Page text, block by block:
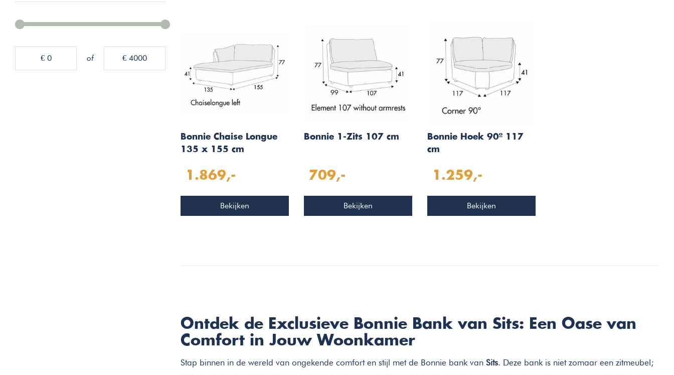
€ 0 of € 4000
Bonnie Chaise Longue
135 x 155 cm
1.869,-
Bekijken
Bonnie 1-Zits 107 cm
709,-
Bekijken
Bonnie Hoek 90º 117
cm
1.259,-
Bekijken
Ontdek de Exclusieve Bonnie Bank van Sits: Een Oase van
Comfort in Jouw Woonkamer
Stap binnen in de wereld van ongekende comfort en stijl met de Bonnie bank van Sits. Deze bank is niet zomaar een zitmeubel;